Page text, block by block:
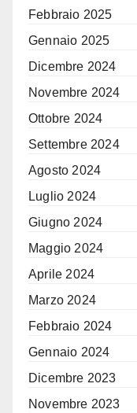
Febbraio 2025
Gennaio 2025
Dicembre 2024
Novembre 2024
Ottobre 2024
Settembre 2024
Agosto 2024
Luglio 2024
Giugno 2024
Maggio 2024
Aprile 2024
Marzo 2024
Febbraio 2024
Gennaio 2024
Dicembre 2023
Novembre 2023